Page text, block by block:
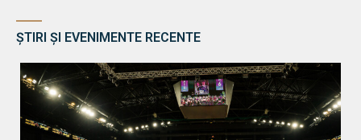
ȘTIRI ȘI EVENIMENTE RECENTE